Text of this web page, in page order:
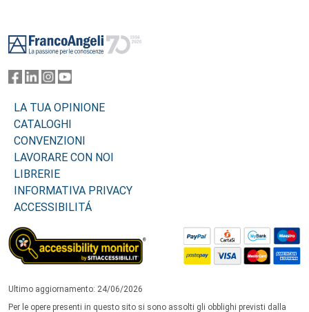
LA TUA OPINIONE
CATALOGHI
CONVENZIONI
LAVORARE CON NOI
LIBRERIE
INFORMATIVA PRIVACY
ACCESSIBILITÁ
Ultimo aggiornamento: 24/06/2026
Per le opere presenti in questo sito si sono assolti gli obblighi previsti dalla